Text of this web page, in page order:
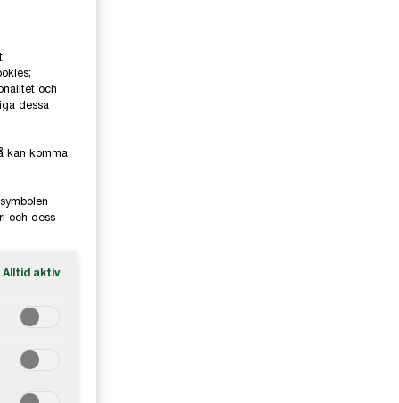
och
dessa
kan komma
och dess
Alltid aktiv